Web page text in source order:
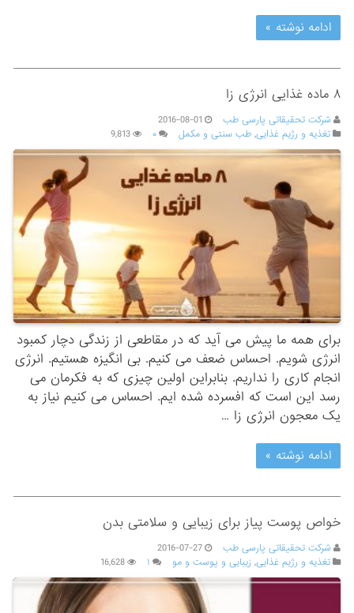
ادامه نوشته »
۸ ماده غذایی انرژی زا
شرکت تحقیقاتی پارسی طب
2016-08-01
تغذیه و رژیم غذایی,طب سنتی و مکمل ۰ 9,813
برای همه ما پیش می آید که در مقاطعی از زندگی دچار کمبود
انرژی شویم. احساس ضعف می کنیم. بی انگیزه هستیم. انرژی
انجام کاری را نداریم. بنابراین اولین چیزی که به فکرمان می
رسد این است که افسرده شده ایم. احساس می کنیم نیاز به
یک معجون انرژی زا …
ادامه نوشته »
خواص پوست پیاز برای زیبایی و سلامتی بدن
شرکت تحقیقاتی پارسی طب
2016-07-27
تغذیه و رژیم غذایی,زیبایی و پوست و مو ۱ 16,628